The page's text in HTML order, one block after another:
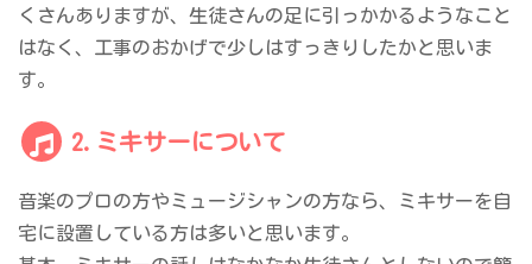
くさんありますが、生徒さんの足に引っかかるようなこと
はなく、工事のおかげで少しはすっきりしたかと思いま
す。
2.ミキサーについて
音楽のプロの方やミュージシャンの方なら、ミキサーを自
宅に設置している方は多いと思います。